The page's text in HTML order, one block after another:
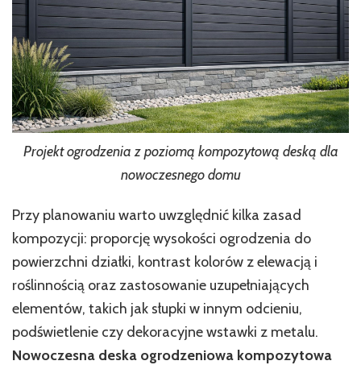
Projekt ogrodzenia z poziomą kompozytową deską dla
nowoczesnego domu
Przy planowaniu warto uwzględnić kilka zasad
kompozycji: proporcję wysokości ogrodzenia do
powierzchni działki, kontrast kolorów z elewacją i
roślinnością oraz zastosowanie uzupełniających
elementów, takich jak słupki w innym odcieniu,
podświetlenie czy dekoracyjne wstawki z metalu.
Nowoczesna deska ogrodzeniowa kompozytowa